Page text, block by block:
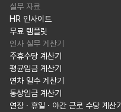
실무 자료
HR 인사이트
무료 템플릿
인사 실무 계산기
주휴수당 계산기
평균임금 계산기
연차 일수 계산기
통상임금 계산기
연장 · 휴일 · 야간 근로 수당 계산기